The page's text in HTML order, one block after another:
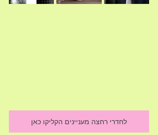
לחדרי רחצה מעניינים הקליקו כאן